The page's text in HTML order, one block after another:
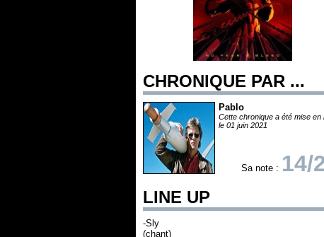
CHRONIQUE PAR ...
Pablo
Cette chronique a été mise en
le 01 juin 2021
Sa note : 14/
LINE UP
-Sly
(chant)